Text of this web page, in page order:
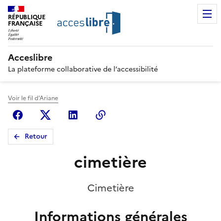
RÉPUBLIQUE
FRANÇAISE
Acceslibre
La plateforme collaborative de l’accessibilité
Voir le fil d'Ariane
FacebookX (anciennement Twitter)
Linkedin
Retour
cimetière
Cimetière
Informations générales